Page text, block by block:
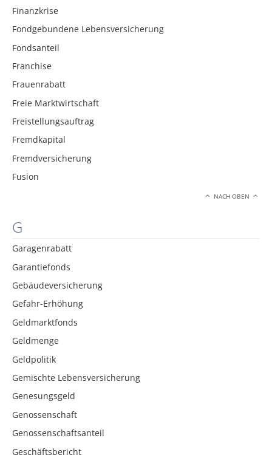
Finanzkrise
Fondgebundene Lebensversicherung
Fondsanteil
Franchise
Frauenrabatt
Freie Marktwirtschaft
Freistellungsauftrag
Fremdkapital
Fremdversicherung
Fusion
NACH OBEN
G
Garagenrabatt
Garantiefonds
Gebäudeversicherung
Gefahr-Erhöhung
Geldmarktfonds
Geldmenge
Geldpolitik
Gemischte Lebensversicherung
Genesungsgeld
Genossenschaft
Genossenschaftsanteil
Geschäftsbericht